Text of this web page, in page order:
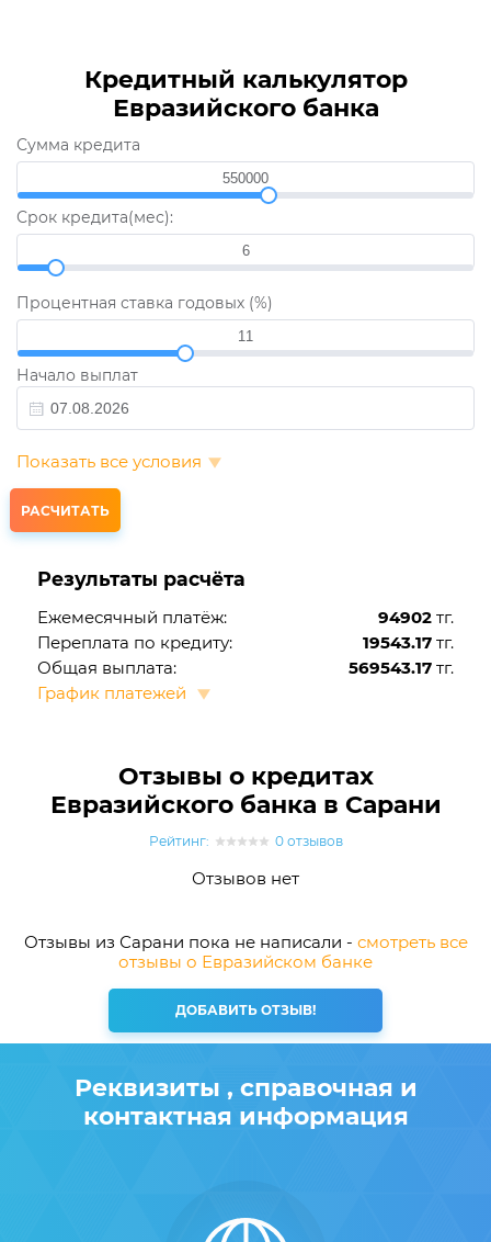
Кредитный калькулятор
Евразийского банка
Сумма кредита
Срок кредита(мес):
Процентная ставка годовых (%)
Начало выплат
Показать все условия
Результаты расчёта
Ежемесячный платёж: 94902 тг.
Переплата по кредиту:
19543.17 тг.
Общая выплата:
569543.17 тг.
График платежей
Отзывы о кредитах
Евразийского банка в Сарани
Рейтинг: 0 отзывов
Отзывов нет
Отзывы из Сарани пока не написали - смотреть все
отзывы о Евразийском банке
ДОБАВИТЬ ОТЗЫВ!
Реквизиты , справочная и
контактная информация